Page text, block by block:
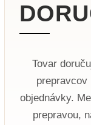
Tovar
prepravcov
objednávky.
prepravou,